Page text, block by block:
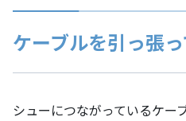
ケーブルを引っ張
シューにつながっているケー